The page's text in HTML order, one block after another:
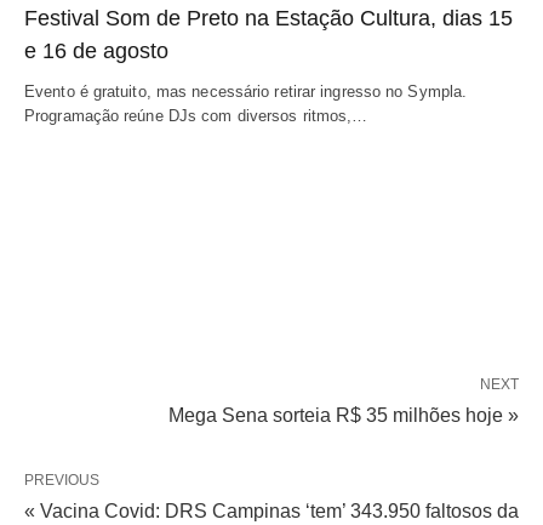
Festival Som de Preto na Estação Cultura, dias 15
e 16 de agosto
Evento é gratuito, mas necessário retirar ingresso no Sympla.
Programação reúne DJs com diversos ritmos,…
NEXT
Mega Sena sorteia R$ 35 milhões hoje »
PREVIOUS
« Vacina Covid: DRS Campinas ‘tem’ 343.950 faltosos da